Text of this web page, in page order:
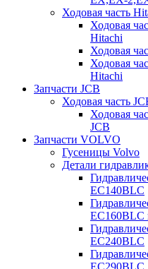
Ходовая часть
Ходовая
Hitachi
Ходовая
Ходовая
Hitachi
Запчасти JCB
Ходовая часть
Ходовая
JCB
Запчасти VOLVO
Гусеницы Volvo
Детали
EC140BLC
EC160BLC
EC240BLC
EC290BLC